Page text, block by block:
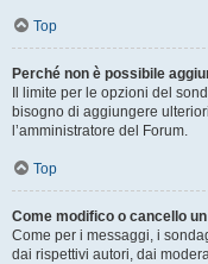
Top
Perché non è possibile
Il limite per le opzioni del
bisogno di aggiungere
l’amministratore del Forum.
Top
Come modifico o cancello
Come per i messaggi, i
dai rispettivi autori, dai